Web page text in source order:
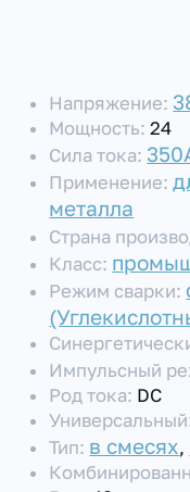
Напряжение:
Мощность:24
Сила тока:
Применение:
металла
Страна
Класс:
Режим сварки:
Импульсный
Род тока: DC
Тип: в смесях,